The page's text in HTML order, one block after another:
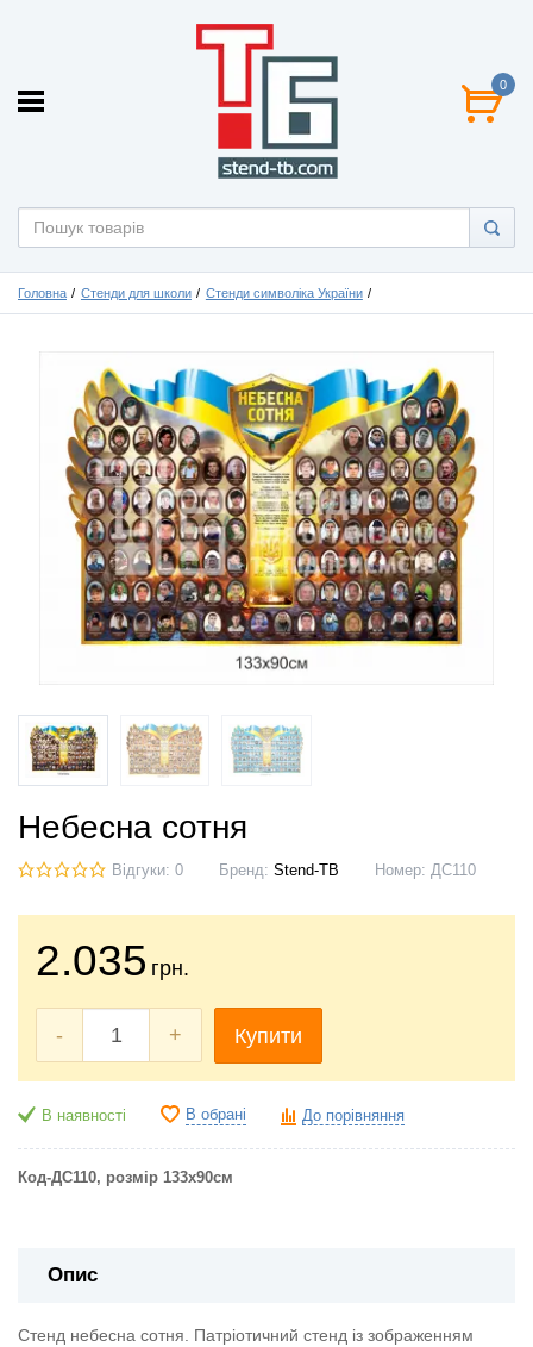
0
Головна Стенди для школи Стенди символіка України
Небесна сотня
Відгуки: 0 Бренд: Stend-TB Номер: ДС110
2.035 грн.
- + Купити
В наявності В обрані До порівняння
Код-ДС110, розмір 133х90см
Опис
Стенд небесна сотня. Патріотичний стенд із зображенням